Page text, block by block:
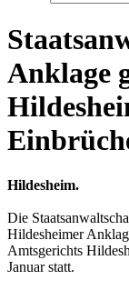
Anklage
Hildesheim.
Die
Hildesheimer
Amtsgerichts
Januar statt.